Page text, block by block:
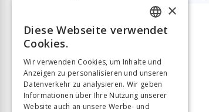
INFORMATIONEN
Autor:in
Seismo Verlag
ISBN
9782883517554
Sprache
Français
Seitenzahl
316
FRENCH
ITALIAN
×
Diese Webseite verwendet
Cookies.
Wir verwenden Cookies, um Inhalte und
Anzeigen zu personalisieren und unseren
Datenverkehr zu analysieren. Wir geben
Informationen über Ihre Nutzung unserer
Website auch an unsere Werbe- und